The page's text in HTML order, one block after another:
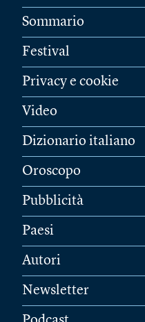
Sommario
Festival
Privacy e cookie
Video
Dizionario italiano
Oroscopo
Pubblicità
Paesi
Autori
Newsletter